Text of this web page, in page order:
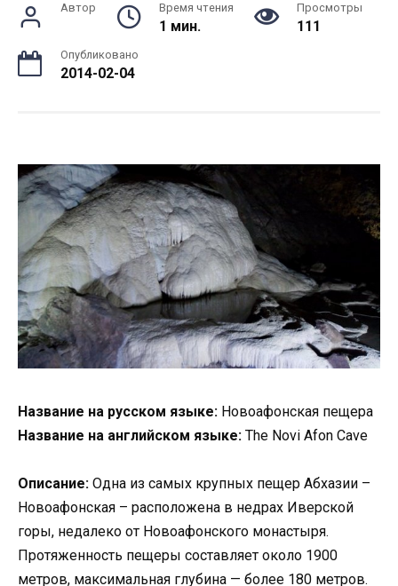
Автор Время чтения
1 мин.
Просмотры
111
Опубликовано
2014-02-04
Название на русском языке: Новоафонская пещера
Название на английском языке: The Novi Afon Cave
Описание: Одна из самых крупных пещер Абхазии –
Новоафонская – расположена в недрах Иверской
горы, недалеко от Новоафонского монастыря.
Протяженность пещеры составляет около 1900
метров, максимальная глубина — более 180 метров.